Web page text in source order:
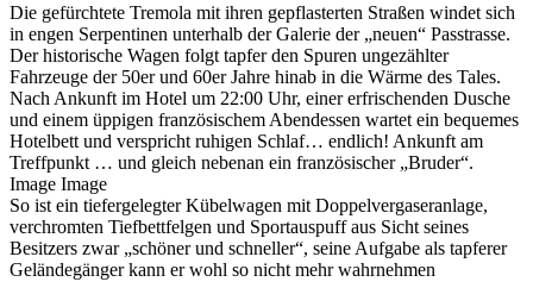
Die gefürchtete Tremola mit ihren gepflasterten Straßen windet sich
in engen Serpentinen unterhalb der Galerie der „neuen“ Passtrasse.
Der historische Wagen folgt tapfer den Spuren ungezählter
Fahrzeuge der 50er und 60er Jahre hinab in die Wärme des Tales.
Nach Ankunft im Hotel um 22:00 Uhr, einer erfrischenden Dusche
und einem üppigen französischem Abendessen wartet ein bequemes
Hotelbett und verspricht ruhigen Schlaf… endlich! Ankunft am
Treffpunkt … und gleich nebenan ein französischer „Bruder“.
Image Image
So ist ein tiefergelegter Kübelwagen mit Doppelvergaseranlage,
verchromten Tiefbettfelgen und Sportauspuff aus Sicht seines
Besitzers zwar „schöner und schneller“, seine Aufgabe als tapferer
Geländegänger kann er wohl so nicht mehr wahrnehmen